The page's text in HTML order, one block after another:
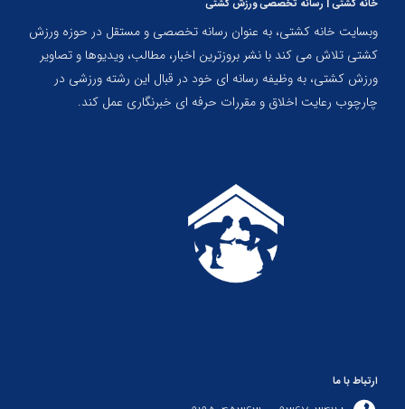
خانه کشتی | رسانه تخصصی ورزش کشتی
وبسایت خانه کشتی، به عنوان رسانه تخصصی و مستقل در حوزه ورزش
کشتی تلاش می کند با نشر بروزترین اخبار، مطالب، ویدیوها و تصاویر
ورزش کشتی، به وظیفه رسانه ای خود در قبال این رشته ورزشی در
چارچوب رعایت اخلاق و مقررات حرفه ای خبرنگاری عمل کند.
ارتباط با ما